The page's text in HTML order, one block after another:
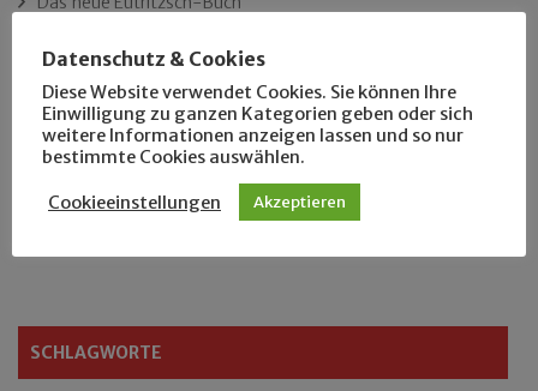
Der Leipziger Schmiedetag von 1904
Rennfahrer in Schönefeld und Zschocher
Zu Fuß durch Anger-Crottendorf
SCHLAGWORTE
Datenschutz & Cookies
Diese Website verwendet Cookies. Sie können Ihre
Einwilligung zu ganzen Kategorien geben oder sich
weitere Informationen anzeigen lassen und so nur
bestimmte Cookies auswählen.
Cookieeinstellungen Akzeptieren